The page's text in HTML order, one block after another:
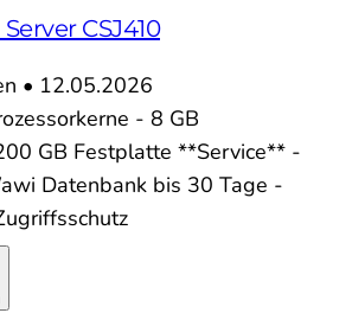
CSJ410
• 12.05.2026
- 8 GB
GB Festplatte **Service** -
Datenbank bis 30 Tage -